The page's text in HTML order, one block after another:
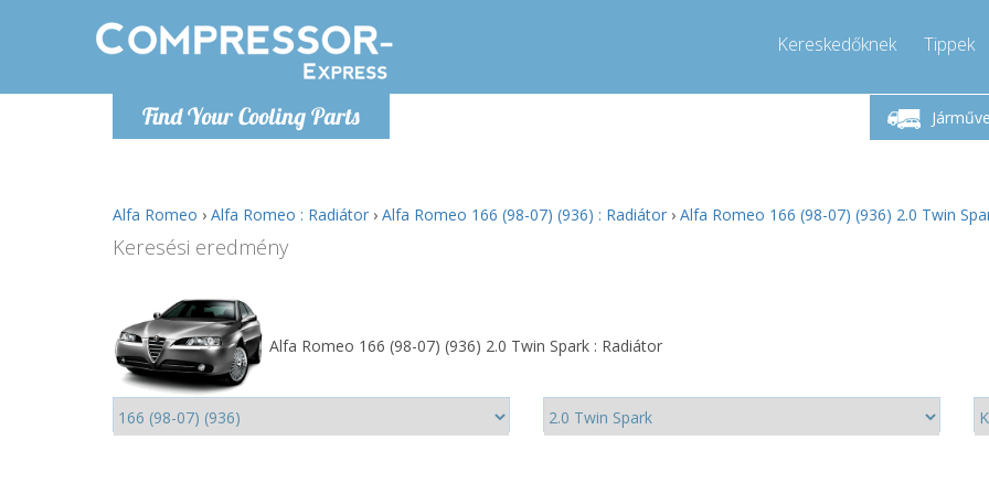
Find Your Cooling Parts
Kereskedőknek Tippek
Hétfő-Péntek 9-17
Hívjon!
Alfa Romeo › Alfa Romeo : Radiátor › Alfa Romeo 166 (98-07) (936) : Radiátor › Alfa Romeo 166 (98-07) (936) 2.0 Twin
Keresési eredmény
Alfa Romeo 166 (98-07) (936) 2.0 Twin Spark : Radiátor